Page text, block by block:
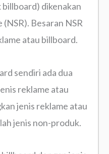
dikenakan
Besaran NSR
atau billboard.
sendiri ada dua
reklame atau
jenis reklame atau
jenis non-produk.